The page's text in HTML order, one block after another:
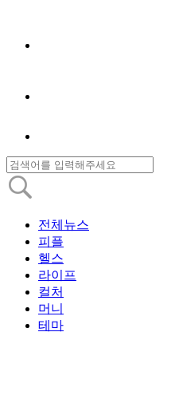
전체뉴스
피플
헬스
라이프
컬처
머니
테마